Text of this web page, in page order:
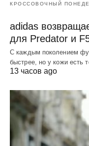
КРОССОВОЧНЫЙ
adidas
для Predator и
С каждым поколением
быстрее, но у кожи есть
13 часов ago